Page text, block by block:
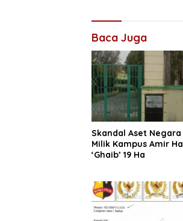
Baca Juga
Skandal Aset Negara
Milik Kampus Amir
‘Ghaib’ 19 Ha